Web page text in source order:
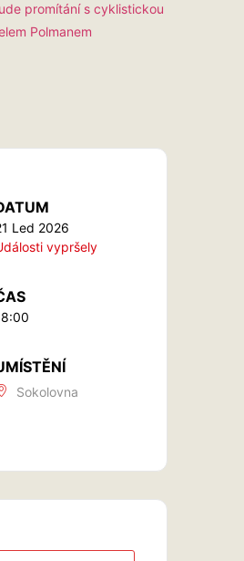
promítání s cyklistickou
Polmanem
Led 2026
vypršely
Sokolovna